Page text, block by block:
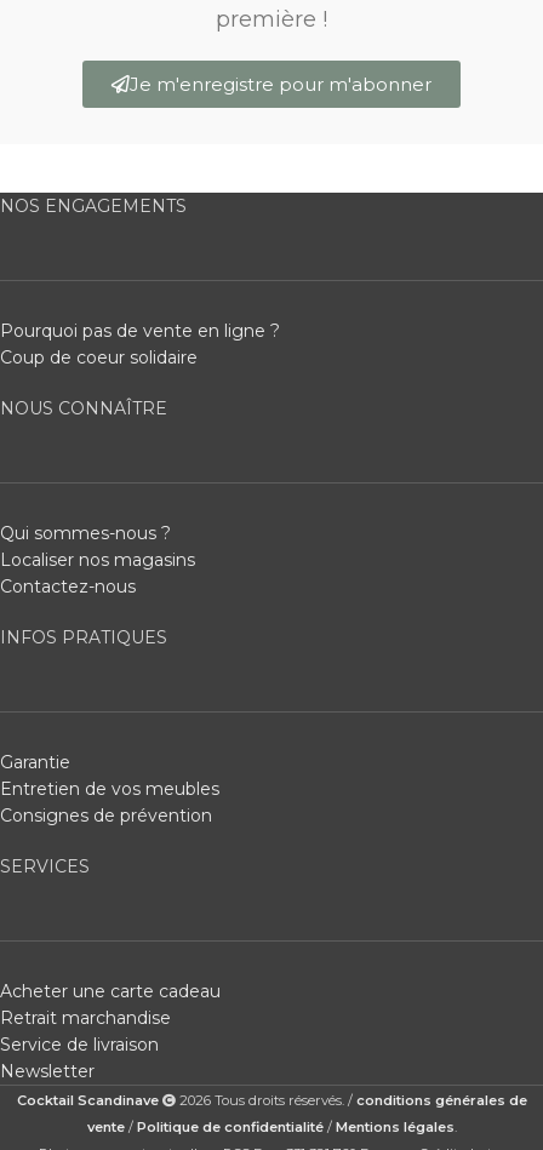
première !
Je m'enregistre pour m'abonner
NOS ENGAGEMENTS
Pourquoi pas de vente en ligne ?
Coup de coeur solidaire
NOUS CONNAÎTRE
Qui sommes-nous ?
Localiser nos magasins
Contactez-nous
INFOS PRATIQUES
Garantie
Entretien de vos meubles
Consignes de prévention
SERVICES
Acheter une carte cadeau
Retrait marchandise
Service de livraison
Newsletter
Cocktail Scandinave 2026 Tous droits réservés. / conditions générales de
vente/ Politique de confidentialité/ Mentions légales